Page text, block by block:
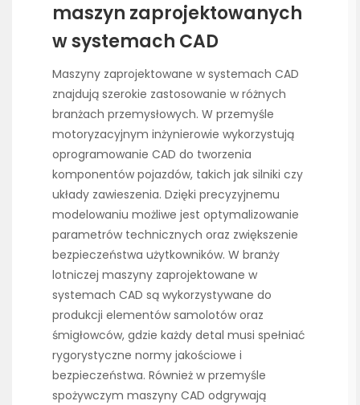
maszyn zaprojektowanych
w systemach CAD
Maszyny zaprojektowane w systemach CAD
znajdują szerokie zastosowanie w różnych
branżach przemysłowych. W przemyśle
motoryzacyjnym inżynierowie wykorzystują
oprogramowanie CAD do tworzenia
komponentów pojazdów, takich jak silniki czy
układy zawieszenia. Dzięki precyzyjnemu
modelowaniu możliwe jest optymalizowanie
parametrów technicznych oraz zwiększenie
bezpieczeństwa użytkowników. W branży
lotniczej maszyny zaprojektowane w
systemach CAD są wykorzystywane do
produkcji elementów samolotów oraz
śmigłowców, gdzie każdy detal musi spełniać
rygorystyczne normy jakościowe i
bezpieczeństwa. Również w przemyśle
spożywczym maszyny CAD odgrywają